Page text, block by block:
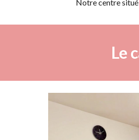
Notre centre
Le